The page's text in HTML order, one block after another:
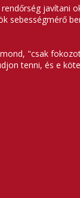
javítani
sebességmérő
"csak
tenni, és e